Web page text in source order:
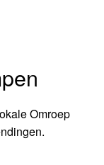
Omroep